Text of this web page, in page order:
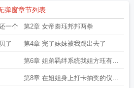
弹窗章节列表
一个 第2章 女帝秦珏邦邦两拳
了 第4章 完了妹妹被我踢出去了
第6章 姐弟羁绊系统我姐方珏有大
帝之姿
第8章 在姐姐身上打卡抽奖的仪式